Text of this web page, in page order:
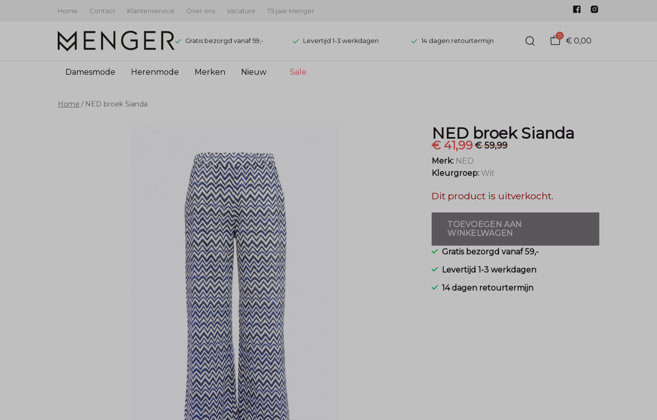
Home Contact Klantenservice Over ons Vacature 75 jaar Menger
Gratis bezorgd vanaf 59,- Levertijd 1-3 werkdagen 14 dagen retourtermijn
0
€ 0,00
Damesmode Herenmode Merken Nieuw Sale
broekHome NED broek Sianda
NED broek Sianda
€ 41,99€ 59,99
Merk: NED
Kleurgroep: Wit
Dit product is uitverkocht.
TOEVOEGEN AAN
WINKELWAGEN
Gratis bezorgd vanaf 59,-
Levertijd 1-3 werkdagen
14 dagen retourtermijn